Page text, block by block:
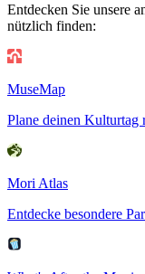
Entdecken Sie unsere
nützlich finden:
MuseMap
Plane deinen Kulturtag
Mori Atlas
Entdecke besondere